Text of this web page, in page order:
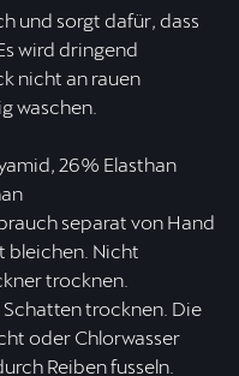
und sorgt dafür, dass
wird dringend
nicht an rauen
waschen.
26% Elasthan
separat von Hand
bleichen. Nicht
trocknen.
trocknen. Die
oder Chlorwasser
Reiben fusseln.